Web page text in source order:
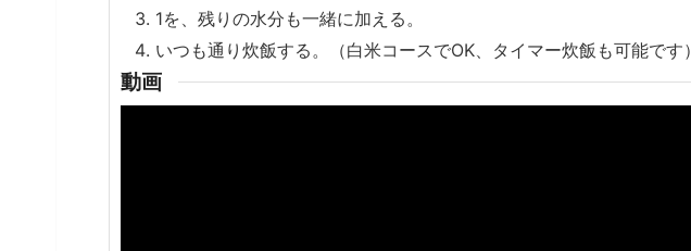
1を、残りの水分も一緒に加える。
いつも通り炊飯する。（白米コースでOK、タイマー炊飯も可能です）
動画